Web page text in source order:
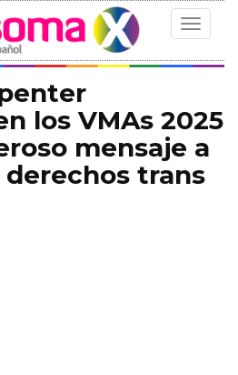
Toggle
los VMAs 2025
mensaje a
trans